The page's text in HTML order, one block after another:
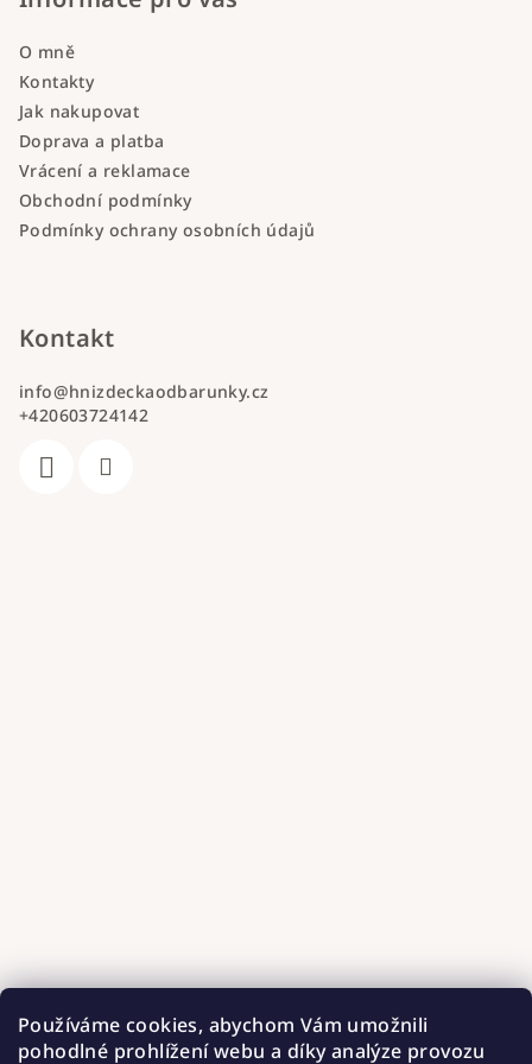
Používáme cookies, abychom Vám umožnili
pohodlné prohlížení webu a díky analýze provozu
O mně
Kontakty
Jak nakupovat
Doprava a platba
Vrácení a reklamace
Obchodní podmínky
Podmínky ochrany osobních údajů
Kontakt
info@hnizdeckaodbarunky.cz
+420603724142